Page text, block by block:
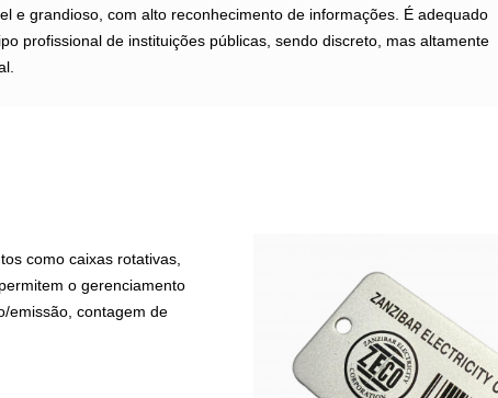
e grandioso, com alto reconhecimento de informações. É adequado
profissional de instituições públicas, sendo discreto, mas altamente
como caixas rotativas,
o gerenciamento
emissão, contagem de